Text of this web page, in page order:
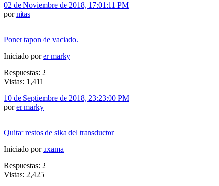
02 de Noviembre de 2018, 17:01:11 PM
pornitas
Poner tapon de vaciado.
Iniciado porer marky
Respuestas: 2
Vistas: 1,411
10 de Septiembre de 2018, 23:23:00 PM
porer marky
Quitar restos de sika del transductor
Iniciado poruxama
Respuestas: 2
Vistas: 2,425